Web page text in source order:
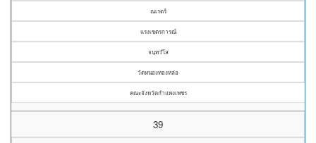
ณเรตร์
แรงเขตรการณ์
จนฺทวํโส
วัดหนองทองหล่อ
คณะจังหวัดกำแพงเพชร
39